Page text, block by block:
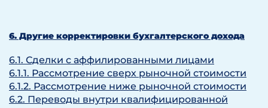
6. Другие корректировки бухгалтерского дохода
6.1. Сделки с аффилированными лицами
6.1.1. Рассмотрение сверх рыночной стоимости
6.1.2. Рассмотрение ниже рыночной стоимости
6.2. Переводы внутри квалифицированной